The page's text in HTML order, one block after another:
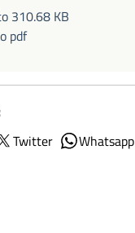
310.68 KB
pdf
Twitter Whatsapp